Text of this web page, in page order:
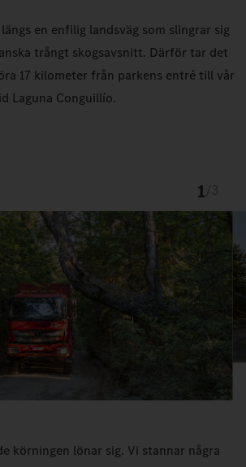
en enfilig landsväg som slingrar sig
trångt skogsavsnitt. Därför tar det
17 kilometer från parkens entré till vår
Laguna Conguillío.
1
körningen lönar sig. Vi stannar några